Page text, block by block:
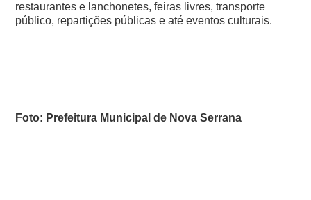
restaurantes e lanchonetes, feiras livres, transporte
público, repartições públicas e até eventos culturais.
Foto: Prefeitura Municipal de Nova Serrana